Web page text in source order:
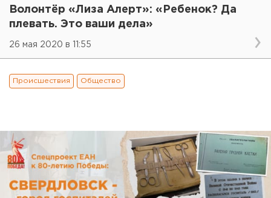
Волонтёр «Лиза Алерт»: «Ребенок? Да
плевать. Это ваши дела»
26 мая 2020 в 11:55
Происшествия Общество